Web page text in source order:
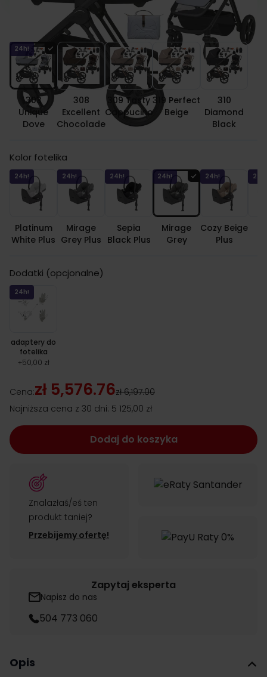
24h!
303
Unique
Dove
308
Excellent
Chocolade
309 Tasty
Cappucino
319 Perfect
Beige
310
Diamond
Black
Kolor fotelika
24h!
Platinum
White Plus
24h!
Mirage
Grey Plus
24h!
Sepia
Black Plus
24h!
Mirage
Grey
24h!
Cozy Beige
Plus
24h!
Dodatki (opcjonalne)
24h!
adaptery do
fotelika
+50,00 zł
Cena:zł 5,576.76zł 6,197.00
Najniższa cena z 30 dni: 5 125,00 zł
Dodaj do koszyka
Znalazłaś/eś ten
produkt taniej?
Przebijemy ofertę!
Zapytaj eksperta
Napisz do nas
504 773 060
Opis